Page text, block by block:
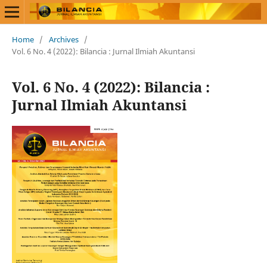
Home / Archives /
Vol. 6 No. 4 (2022): Bilancia : Jurnal Ilmiah Akuntansi
Vol. 6 No. 4 (2022): Bilancia :
Jurnal Ilmiah Akuntansi